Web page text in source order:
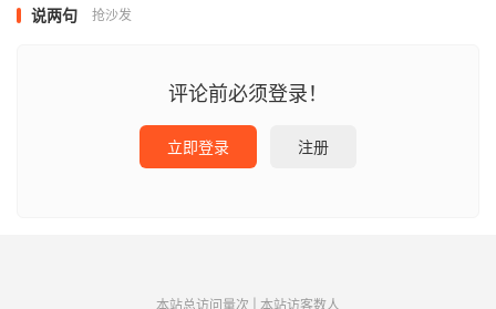
说两句 抢沙发
评论前必须登录！
立即登录 注册
本站总访问量次 本站访客数人